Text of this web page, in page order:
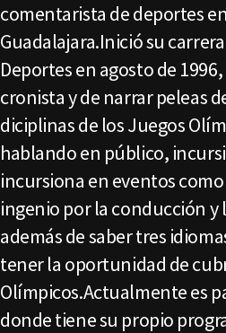
comentarista de deportes
Guadalajara.Inició su
Deportes en agosto de
cronista y de narrar peleas
diciplinas de los Juegos
hablando en público,
incursiona en eventos
ingenio por la conducción y
además de saber tres
tener la oportunidad de
Olímpicos.Actualmente es
donde tiene su propio